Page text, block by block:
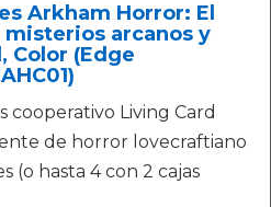
Arkham Horror: El
arcanos y
Color (Edge
cooperativo Living Card
de horror lovecraftiano
(o hasta 4 con 2 cajas